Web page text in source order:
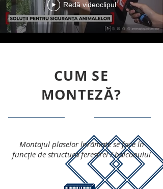
Redă videoclipul
CUM SE
MONTEZĂ?
Montajul plaselor înrămate se face în
funcție de structura ferestrei / balconului